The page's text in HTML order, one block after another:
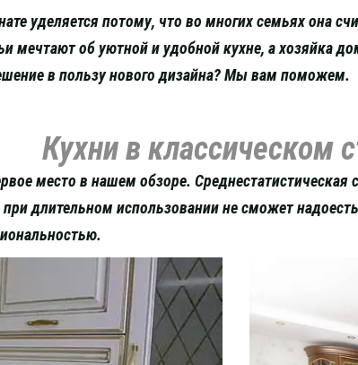
уделяется потому, что во многих семьях она
об уютной и удобной кухне, а хозяйка
в пользу нового дизайна? Мы вам поможем.
Кухни в классическом
место в нашем обзоре.
длительном использовании не сможет